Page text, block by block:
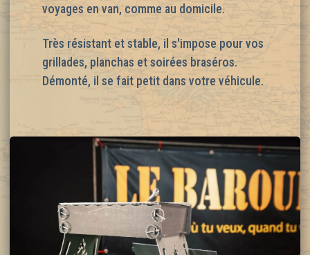
voyages en van, comme au domicile.
Très résistant et stable, il s'impose pour vos
grillades, planchas et soirées braséros.
Démonté, il se fait petit dans votre véhicule.